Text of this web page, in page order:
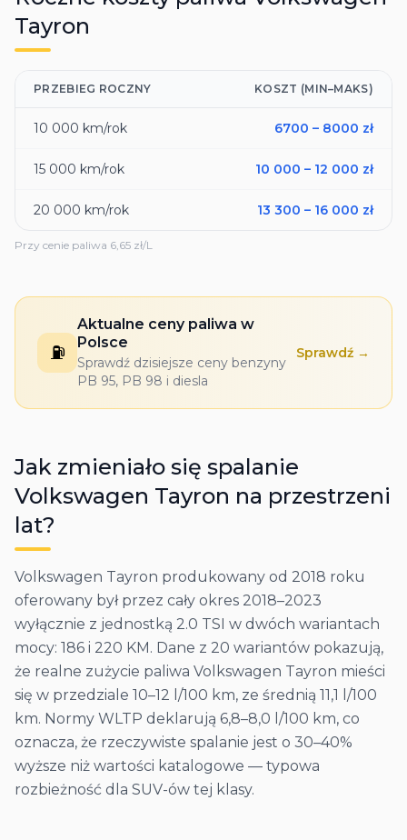
Tayron
PRZEBIEG ROCZNY KOSZT (MIN–MAKS)
10 000 km/rok 6700 – 8000 zł
15 000 km/rok 10 000 – 12 000 zł
20 000 km/rok 13 300 – 16 000 zł
Przy cenie paliwa 6,65 zł/L
⛽
Aktualne ceny paliwa w
Polsce
Sprawdź dzisiejsze ceny benzyny
PB 95, PB 98 i diesla
Sprawdź →
Jak zmieniało się spalanie
Volkswagen Tayron na przestrzeni
lat?
Volkswagen Tayron produkowany od 2018 roku
oferowany był przez cały okres 2018–2023
wyłącznie z jednostką 2.0 TSI w dwóch wariantach
mocy: 186 i 220 KM. Dane z 20 wariantów pokazują,
że realne zużycie paliwa Volkswagen Tayron mieści
się w przedziale 10–12 l/100 km, ze średnią 11,1 l/100
km. Normy WLTP deklarują 6,8–8,0 l/100 km, co
oznacza, że rzeczywiste spalanie jest o 30–40%
wyższe niż wartości katalogowe — typowa
rozbieżność dla SUV-ów tej klasy.